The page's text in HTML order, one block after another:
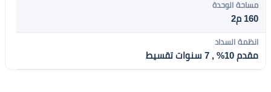
مساحة الوحدة
160 م2
انظمة السداد
مقدم 10% , 7 سنوات تقسيط